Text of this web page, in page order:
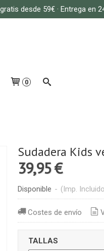
desde 59€ · Entrega en
0
Sudadera Kids
39,95 €
Disponible - (Imp.
Costes de envío
TALLAS